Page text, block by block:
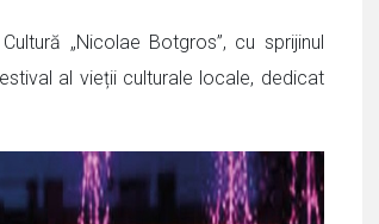
„Nicolae Botgros”, cu sprijinul
al vieții culturale locale, dedicat